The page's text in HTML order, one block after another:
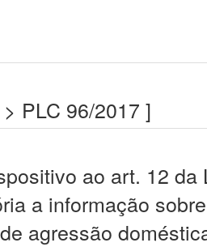
PLC 96/2017 ]
ao art. 12
a informação
agressão